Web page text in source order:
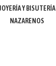
Y BISUTERÍA
NAZARENOS